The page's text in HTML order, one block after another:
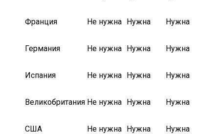
Франция Не нужна Нужна Нужна
Германия Не нужна Нужна Нужна
Испания Не нужна Нужна Нужна
Великобритания Не нужна Нужна Нужна
США Не нужна Нужна Нужна